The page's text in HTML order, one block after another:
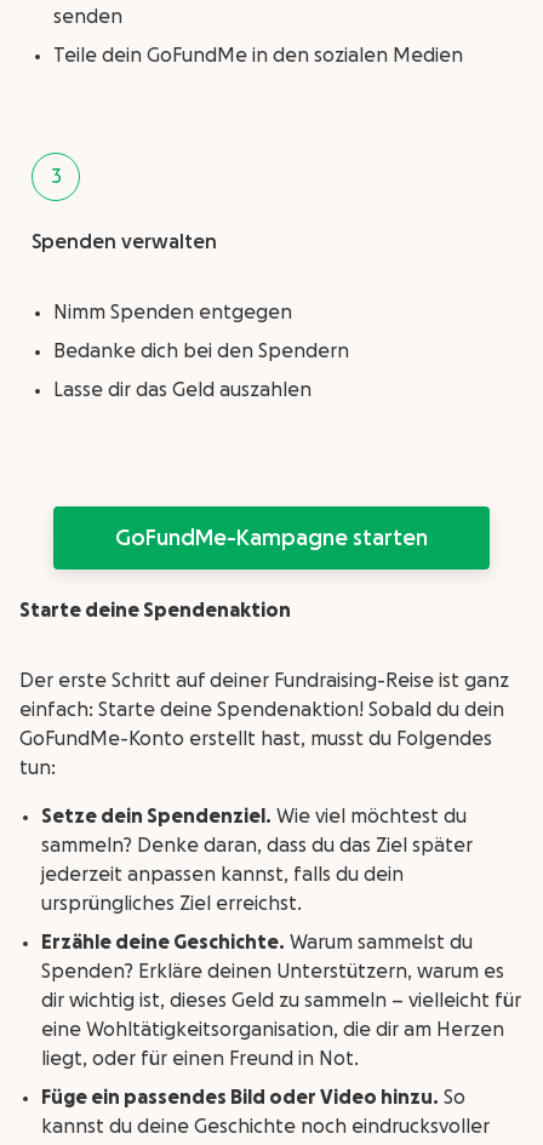
senden
Teile dein GoFundMe in den sozialen Medien
3
Spenden verwalten
Nimm Spenden entgegen
Bedanke dich bei den Spendern
Lasse dir das Geld auszahlen
GoFundMe-Kampagne starten
Starte deine Spendenaktion
Der erste Schritt auf deiner Fundraising-Reise ist ganz
einfach: Starte deine Spendenaktion! Sobald du dein
GoFundMe-Konto erstellt hast, musst du Folgendes
tun:
Setze dein Spendenziel. Wie viel möchtest du
sammeln? Denke daran, dass du das Ziel später
jederzeit anpassen kannst, falls du dein
ursprüngliches Ziel erreichst.
Erzähle deine Geschichte. Warum sammelst du
Spenden? Erkläre deinen Unterstützern, warum es
dir wichtig ist, dieses Geld zu sammeln – vielleicht für
eine Wohltätigkeitsorganisation, die dir am Herzen
liegt, oder für einen Freund in Not.
Füge ein passendes Bild oder Video hinzu. So
kannst du deine Geschichte noch eindrucksvoller